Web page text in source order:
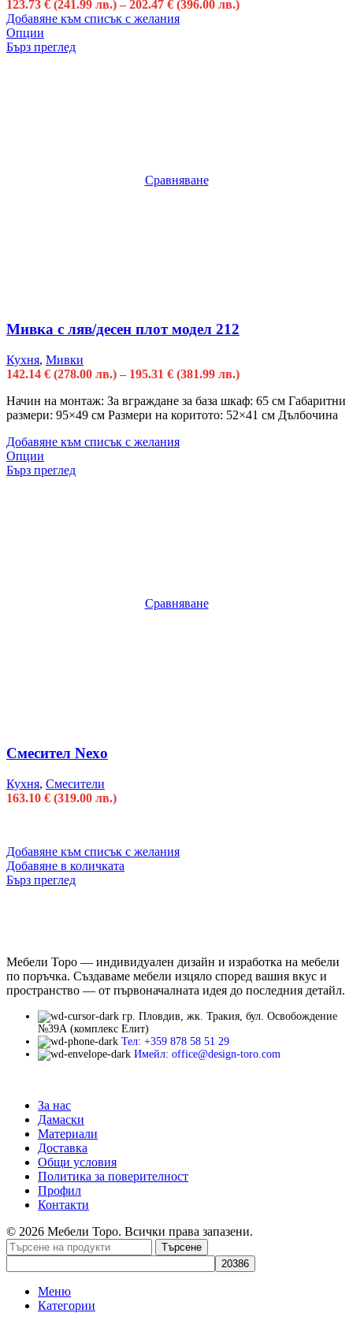
123.73 € (241.99 лв.) – 202.47 € (396.00 лв.)
Добавяне към списък с желания
Опции
Бърз преглед
Сравняване
Мивка с ляв/десен плот модел 212
Кухня, Мивки
142.14 € (278.00 лв.) – 195.31 € (381.99 лв.)
Начин на монтаж: За вграждане за база шкаф: 65 см Габаритни
размери: 95×49 см Размери на коритото: 52×41 см Дълбочина
Добавяне към списък с желания
Опции
Бърз преглед
Сравняване
Смесител Nexo
Кухня, Смесители
163.10 € (319.00 лв.)
Добавяне към списък с желания
Добавяне в количката
Бърз преглед
Мебели Торо — индивидуален дизайн и изработка на мебели
по поръчка. Създаваме мебели изцяло според вашия вкус и
пространство — от първоначалната идея до последния детайл.
гр. Пловдив, жк. Тракия, бул. Освобождение
№39А (комплекс Елит)
Тел: +359 878 58 51 29
Имейл: office@design-toro.com
За нас
Дамаски
Материали
Доставка
Общи условия
Политика за поверителност
Профил
Контакти
© 2026 Мебели Торо. Всички права запазени.
Търсене
Меню
Категории